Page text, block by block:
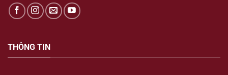
THÔNG TIN